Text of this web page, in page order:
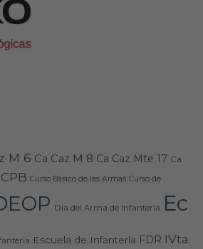
M 6 Ca Caz M 8 Ca Caz Mte 17 Ca
CPB Curso Básico de las Armas Curso de
Día del Arma de Infantería Ec
Escuela de Infantería FDR IVta